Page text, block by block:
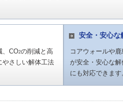
、CO2の削減と高
やさしい解体工法
安全・安心な
コアウォールや
が安全・安心な
にも対応できます